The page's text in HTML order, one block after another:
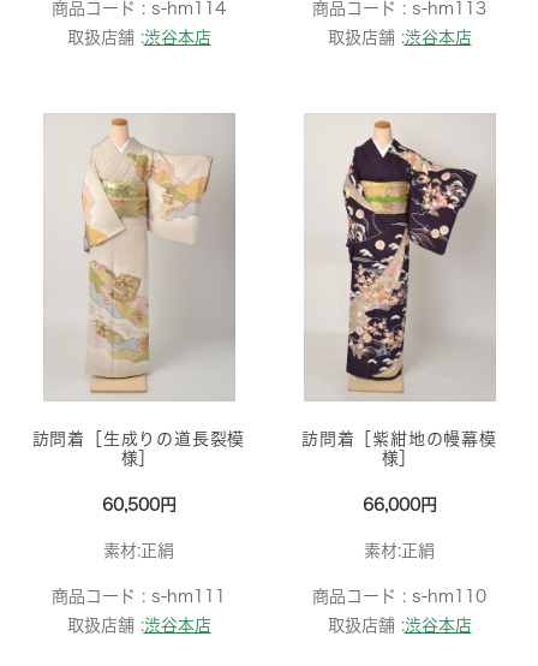
商品コード : s-hm114
取扱店舗 :渋谷本店
商品コード : s-hm113
取扱店舗 :渋谷本店
訪問着［生成りの道長裂模
様］
60,500円
素材:正絹
商品コード : s-hm111
取扱店舗 :渋谷本店
訪問着［紫紺地の幔幕模
様］
66,000円
素材:正絹
商品コード : s-hm110
取扱店舗 :渋谷本店